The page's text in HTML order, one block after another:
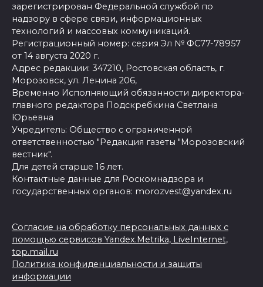
зарегистрирован Федеральной службой по
надзору в сфере связи, информационных
технологий и массовых коммуникаций.
Регистрационный номер: серия Эл № ФС77-78957
от 14 августа 2020 г.
Адрес редакции: 347210, Ростовская область, г.
Морозовск, ул. Ленина 206,
Временно Исполняющий обязанности директора-
главного редактора Подскребкина Светлана
Юрьевна
Учредитель: Общество с ограниченной
ответственностью "Редакция газеты "Морозовский
вестник".
Для детей старше 16 лет.
Контактные данные для Роскомнадзора и
государственных органов: morozvest@yandex.ru
Согласие на обработку персональных данных с
помощью сервисов Yandex.Metrika, LiveInternet,
top.mail.ru
Политика конфиденциальности и защиты
информации